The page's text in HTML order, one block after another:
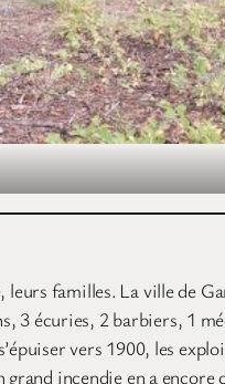
familles. La ville de
3 écuries, 2 barbiers, 1
vers 1900, les
incendie en a encore